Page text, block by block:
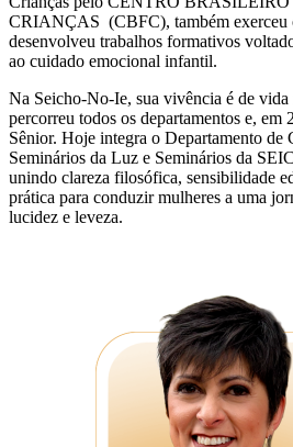
CRIANÇAS (CBFC), também exerceu
desenvolveu trabalhos formativos
ao cuidado emocional infantil.
Na Seicho-No-Ie, sua vivência é de vida
percorreu todos os departamentos e, em
Sênior. Hoje integra o Departamento de
Seminários da Luz e Seminários da
unindo clareza filosófica, sensibilidade
prática para conduzir mulheres a uma
lucidez e leveza.